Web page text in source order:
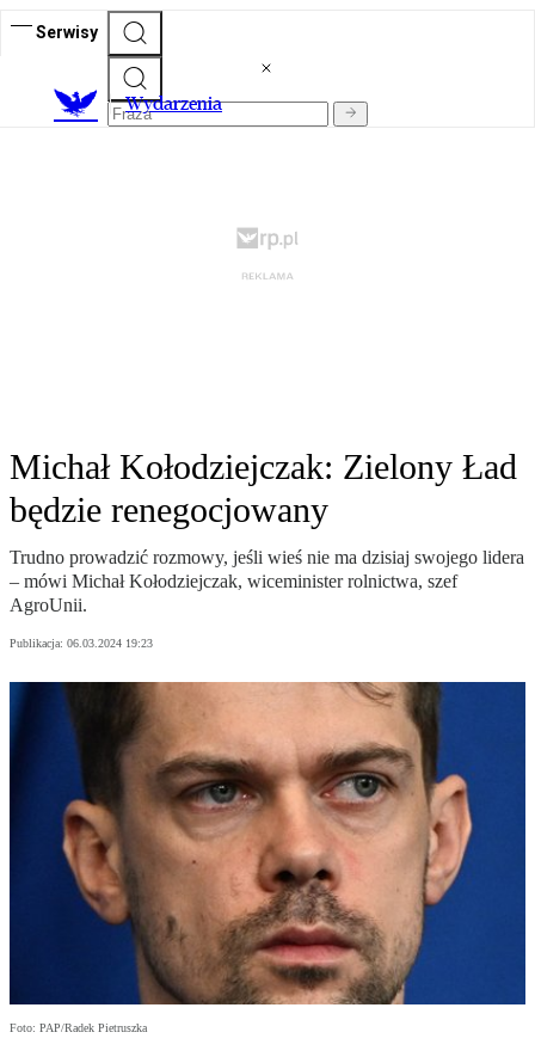
Serwisy
Wydarzenia
Michał Kołodziejczak: Zielony Ład
będzie renegocjowany
Trudno prowadzić rozmowy, jeśli wieś nie ma dzisiaj swojego lidera
– mówi Michał Kołodziejczak, wiceminister rolnictwa, szef
AgroUnii.
Publikacja: 06.03.2024 19:23
Foto: PAP/Radek Pietruszka